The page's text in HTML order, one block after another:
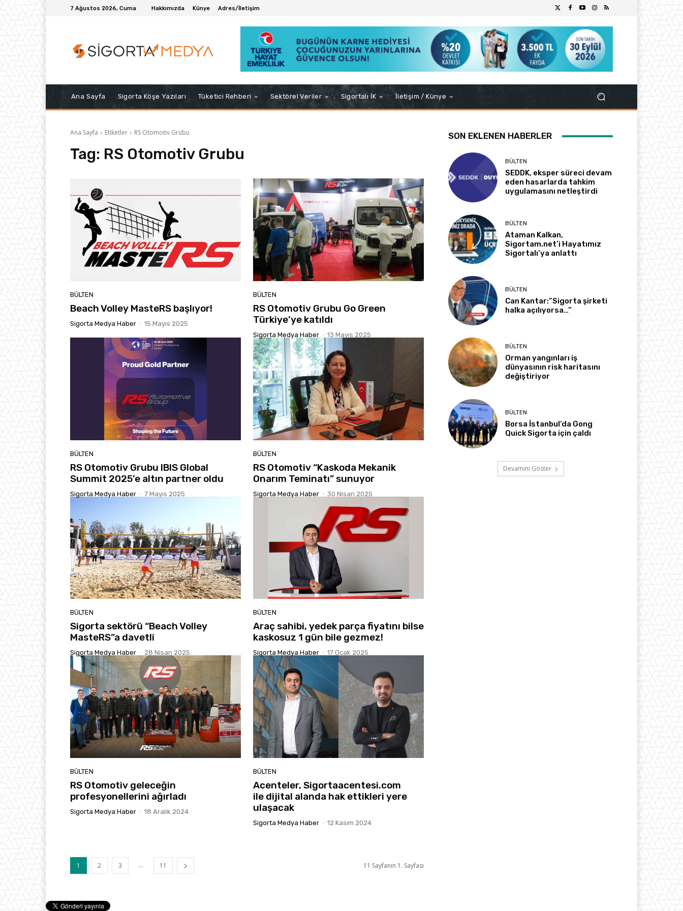
7 Ağustos 2026, Cuma Hakkımızda Künye Adres/İletişim
Ana Sayfa Sigorta Köşe Yazıları Tüketici Rehberi Sektörel Veriler Sigortalı İK İletişim / Künye
Ana Sayfa Etiketler RS Otomotiv Grubu
Tag: RS Otomotiv Grubu
BÜLTEN
Beach Volley MasteRS başlıyor!
Sigorta Medya Haber - 15 Mayıs 2025
BÜLTEN
RS Otomotiv Grubu Go Green
Türkiye’ye katıldı
Sigorta Medya Haber - 13 Mayıs 2025
BÜLTEN
RS Otomotiv Grubu IBIS Global
Summit 2025’e altın partner oldu
Sigorta Medya Haber - 7 Mayıs 2025
BÜLTEN
RS Otomotiv “Kaskoda Mekanik
Onarım Teminatı” sunuyor
Sigorta Medya Haber - 30 Nisan 2025
BÜLTEN
Sigorta sektörü “Beach Volley
MasteRS”a davetli
Sigorta Medya Haber - 28 Nisan 2025
BÜLTEN
Araç sahibi, yedek parça fiyatını bilse
kaskosuz 1 gün bile gezmez!
Sigorta Medya Haber - 17 Ocak 2025
BÜLTEN
RS Otomotiv geleceğin
profesyonellerini ağırladı
Sigorta Medya Haber - 18 Aralık 2024
BÜLTEN
Acenteler, Sigortaacentesi.com
ile dijital alanda hak ettikleri yere
ulaşacak
Sigorta Medya Haber - 12 Kasım 2024
1 2 3 ... 11 11 Sayfanın 1. Sayfası
SON EKLENEN HABERLER
BÜLTEN
SEDDK, eksper süreci devam
eden hasarlarda tahkim
uygulamasını netleştirdi
BÜLTEN
Ataman Kalkan,
Sigortam.net’i Hayatımız
Sigortalı’ya anlattı
BÜLTEN
Can Kantar:”Sigorta şirketi
halka açılıyorsa…”
BÜLTEN
Orman yangınları iş
dünyasının risk haritasını
değiştiriyor
BÜLTEN
Borsa İstanbul’da Gong
Quick Sigorta için çaldı
Devamını Göster